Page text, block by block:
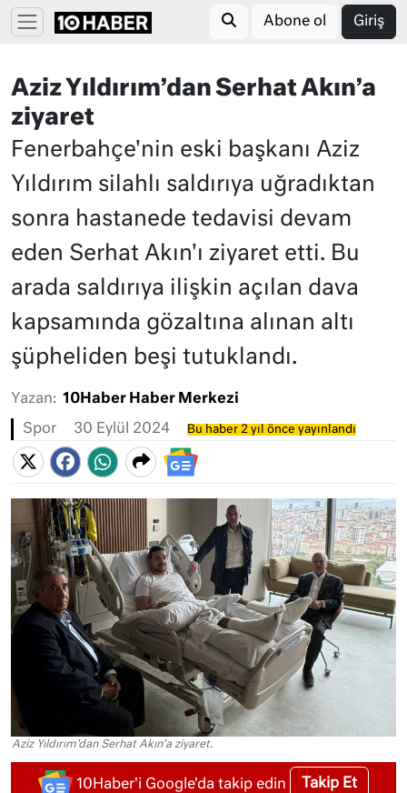
Abone ol Giriş
Aziz Yıldırım’dan Serhat Akın’a
ziyaret
Fenerbahçe'nin eski başkanı Aziz
Yıldırım silahlı saldırıya uğradıktan
sonra hastanede tedavisi devam
eden Serhat Akın'ı ziyaret etti. Bu
arada saldırıya ilişkin açılan dava
kapsamında gözaltına alınan altı
şüpheliden beşi tutuklandı.
Yazan: 10Haber Haber Merkezi
Spor 30 Eylül 2024 Bu haber 2 yıl önce yayınlandı
Aziz Yıldırım'dan Serhat Akın'a ziyaret.
10Haber'i Google'da takip edin Takip Et